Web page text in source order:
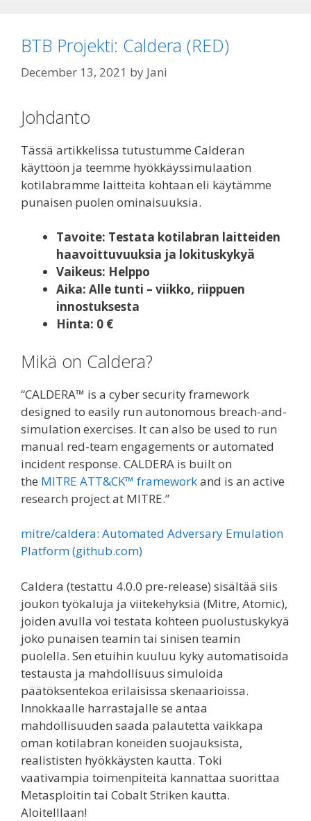
BTB Projekti: Caldera (RED)
December 13, 2021 by Jani
Johdanto
Tässä artikkelissa tutustumme Calderan
käyttöön ja teemme hyökkäyssimulaation
kotilabramme laitteita kohtaan eli käytämme
punaisen puolen ominaisuuksia.
Tavoite: Testata kotilabran laitteiden
haavoittuvuuksia ja lokituskykyä
Vaikeus: Helppo
Aika: Alle tunti – viikko, riippuen
innostuksesta
Hinta: 0 €
Mikä on Caldera?
“CALDERA™ is a cyber security framework
designed to easily run autonomous breach-and-
simulation exercises. It can also be used to run
manual red-team engagements or automated
incident response. CALDERA is built on
the MITRE ATT&CK™ frameworkand is an active
research project at MITRE.”
mitre/caldera: Automated Adversary Emulation
Platform (github.com)
Caldera (testattu 4.0.0 pre-release) sisältää siis
joukon työkaluja ja viitekehyksiä (Mitre, Atomic),
joiden avulla voi testata kohteen puolustuskykyä
joko punaisen teamin tai sinisen teamin
puolella. Sen etuihin kuuluu kyky automatisoida
testausta ja mahdollisuus simuloida
päätöksentekoa erilaisissa skenaarioissa.
Innokkaalle harrastajalle se antaa
mahdollisuuden saada palautetta vaikkapa
oman kotilabran koneiden suojauksista,
realististen hyökkäysten kautta. Toki
vaativampia toimenpiteitä kannattaa suorittaa
Metasploitin tai Cobalt Striken kautta.
Aloitelllaan!